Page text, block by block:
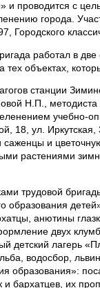
и проводится с
города.
Городского
работал в
тех объектах,
станции
Н.П., методиста
учебно-
18, ул.
и
растениями
трудовой
образования
анютины
двух
детский лагерь
водосбор,
образования»:
и бархатцев, их